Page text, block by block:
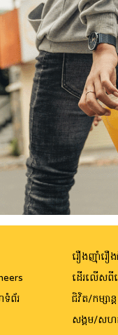
ទំព័រ
រឿងញ៉ាំរឿ
ដើរលើសពី
ជិវិត/កម្សាន្ត
សង្គម/សហ